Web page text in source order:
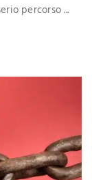
percorso ...